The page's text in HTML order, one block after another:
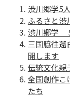
渋川郷学5
ふるさと渋
渋川郷学
三国脇往還
開します
伝統文化親
全国創作こ
たち